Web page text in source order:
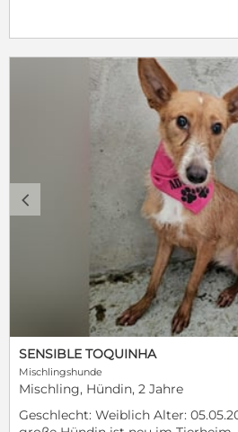
zeigen und ihr ein sicheres
schenkt Dumba die Chance auf
glückliches Leben? Bitte nur
Anfragen ❤️ Dumba reist gechipt,
Alter kastriert, auf Leishmaniose
sowie mit einem gültigen EU Pass.
an uns hier, auf der Seite oder per
info@tierrettung-portugal.de Eine
von 490€ sowie eine VK sind
c
SENSIBLE TOQUINHA
Mischlingshunde
Mischling, Hündin, 2 Jahre
Geschlecht: Weiblich Alter: